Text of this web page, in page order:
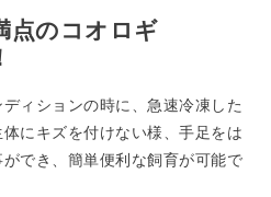
点のコオロギ
ィションの時に、急速冷凍した
にキズを付けない様、手足をは
でき、簡単便利な飼育が可能で